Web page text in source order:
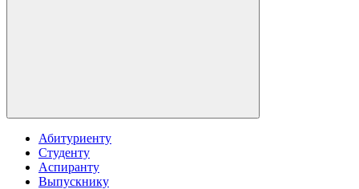
Абитуриенту
Студенту
Аспиранту
Выпускнику